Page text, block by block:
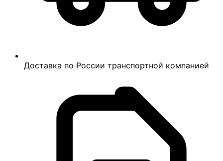
Доставка по России транспортной компанией